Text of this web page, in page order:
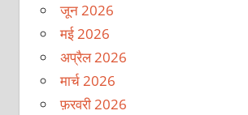
जून 2026
मई 2026
अप्रैल 2026
मार्च 2026
फ़रवरी 2026